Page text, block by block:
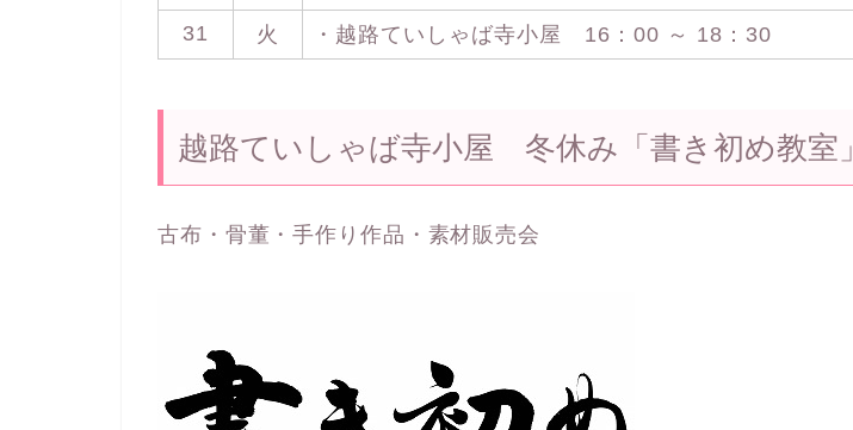
31
火 ・越路ていしゃば寺小屋 16：00 ～ 18：30
越路ていしゃば寺小屋 冬休み「書き初め教室」
古布・骨董・手作り作品・素材販売会